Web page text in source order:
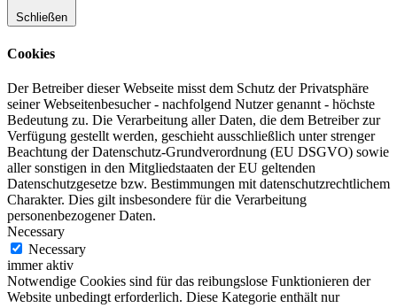
Schließen
Cookies
Der Betreiber dieser Webseite misst dem Schutz der Privatsphäre
seiner Webseitenbesucher - nachfolgend Nutzer genannt - höchste
Bedeutung zu. Die Verarbeitung aller Daten, die dem Betreiber zur
Verfügung gestellt werden, geschieht ausschließlich unter strenger
Beachtung der Datenschutz-Grundverordnung (EU DSGVO) sowie
aller sonstigen in den Mitgliedstaaten der EU geltenden
Datenschutzgesetze bzw. Bestimmungen mit datenschutzrechtlichem
Charakter. Dies gilt insbesondere für die Verarbeitung
personenbezogener Daten.
Necessary
Necessary
immer aktiv
Notwendige Cookies sind für das reibungslose Funktionieren der
Website unbedingt erforderlich. Diese Kategorie enthält nur